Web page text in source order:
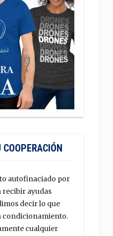
autofinaciado por
recibir ayudas
decir lo que
condicionamiento.
cualquier